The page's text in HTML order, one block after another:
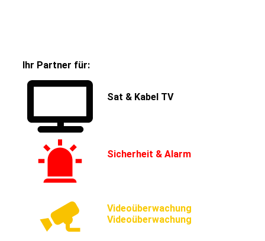
Ihr Partner für:
Sat & Kabel TV
Sicherheit & Alarm
Videoüberwachung
Videoüberwachung